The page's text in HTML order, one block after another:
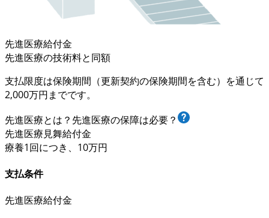
先進医療給付金
先進医療の技術料と同額
支払限度は保険期間（更新契約の保険期間を含む）を通じて
2,000万円までです。
先進医療とは？先進医療の保障は必要？
先進医療見舞給付金
療養1回につき、 10万円
支払条件
先進医療給付金